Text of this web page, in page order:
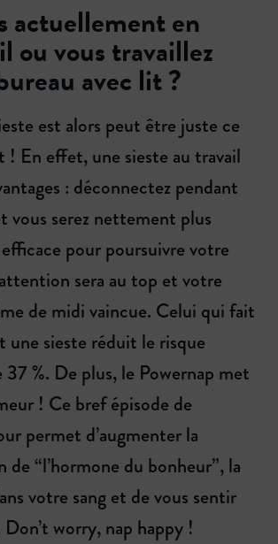
actuellement en
ou vous travaillez
avec lit ?
est alors peut être juste ce
! En effet, une sieste au travail
: déconnectez pendant
vous serez nettement plus
pour poursuivre votre
sera au top et votre
de midi vaincue. Celui qui fait
une sieste réduit le risque
37 %. De plus, le Powernap met
! Ce bref épisode de
permet d’augmenter la
“l’hormone du bonheur”, la
votre sang et de vous sentir
worry, nap happy !